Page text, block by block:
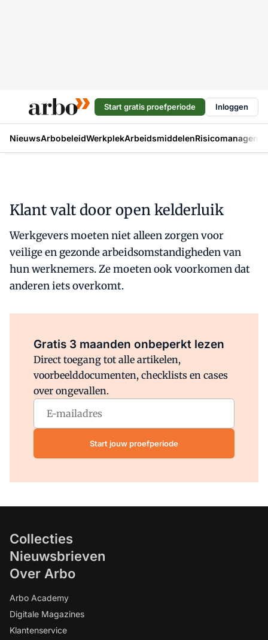
Start gratis proefperiode Inloggen
NieuwsArbobeleidWerkplekArbeidsmiddelen
Klant valt door open kelderluik
Werkgevers moeten niet alleen zorgen voor
veilige en gezonde arbeidsomstandigheden van
hun werknemers. Ze moeten ook voorkomen dat
anderen iets overkomt.
Gratis 3 maanden onbeperkt lezen
Direct toegang tot alle artikelen,
voorbeelddocumenten, checklists en cases
over ongevallen.
Start jouw proefperiode
Collecties
Nieuwsbrieven
Over Arbo
Arbo Academy
Digitale Magazines
Klantenservice